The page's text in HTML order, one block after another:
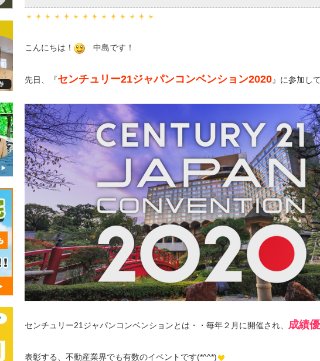
こんにちは！ 中島です！
先日、『センチュリー21ジャパンコンベンション2020』に参加し
センチュリー21ジャパンコンベンションとは・・毎年２月に開催され、 成績
表彰する、不動産業界でも有数のイベントです(*^^*)